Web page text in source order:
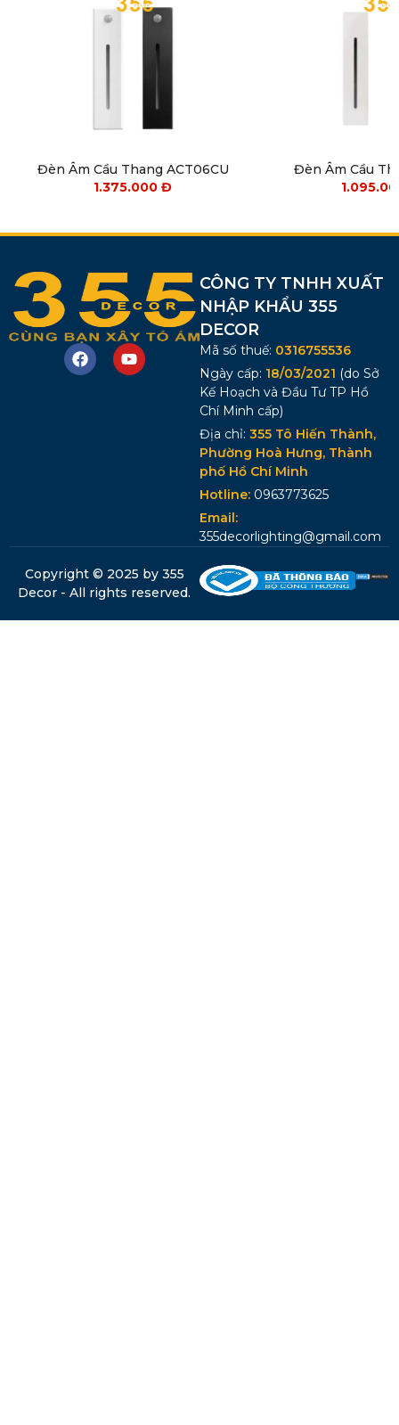
Đèn Âm Cầu Thang ACT06CU
1.375.000Đ
Đèn Âm Cầu
CÔNG TY TNHH XUẤT
NHẬP KHẨU 355
DECOR
Mã số thuế: 0316755536
Ngày cấp: 18/03/2021 (do Sở
Kế Hoạch và Đầu Tư TP Hồ
Chí Minh cấp)
Địa chỉ: 355 Tô Hiến Thành,
Phường Hoà Hưng, Thành
phố Hồ Chí Minh
Hotline: 0963773625
Email:
355decorlighting@gmail.com
Copyright © 2025 by 355
Decor - All rights reserved.